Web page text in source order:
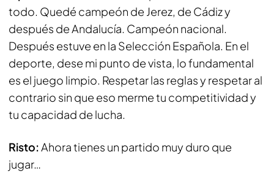
todo. Quedé campeón de Jerez, de Cádiz y
después de Andalucía. Campeón nacional.
Después estuve en la Selección Española. En el
deporte, dese mi punto de vista, lo fundamental
es el juego limpio. Respetar las reglas y respetar al
contrario sin que eso merme tu competitividad y
tu capacidad de lucha.
Risto:Ahora tienes un partido muy duro que
jugar…